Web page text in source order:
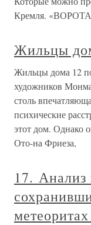
Кремля.
Жильцы
Жильцы дома 12
художников
столь
психические
этот дом. Однако
Ото-на Фриеза,
17. Анализ